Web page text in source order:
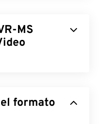
MS
televisivi (TV)
Engine (SBE)
formato